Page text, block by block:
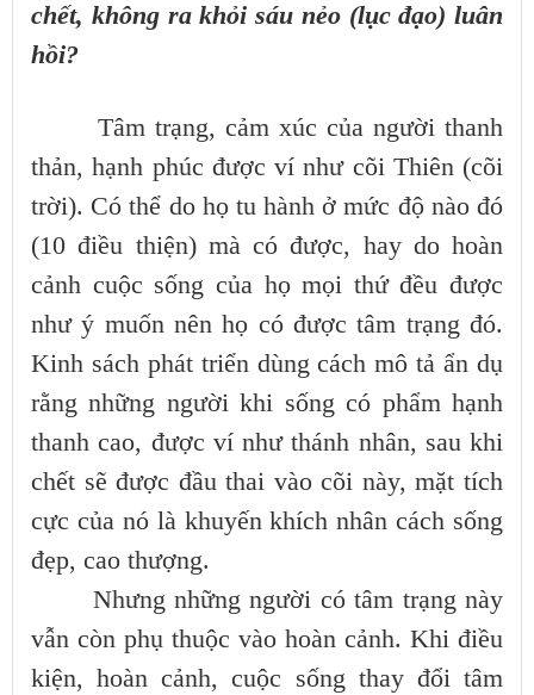
chết, không ra khỏi sáu nẻo (lục đạo) luân
hồi?
Tâm trạng, cảm xúc của người thanh
thản, hạnh phúc được ví như cõi Thiên (cõi
trời). Có thể do họ tu hành ở mức độ nào đó
(10 điều thiện) mà có được, hay do hoàn
cảnh cuộc sống của họ mọi thứ đều được
như ý muốn nên họ có được tâm trạng đó.
Kinh sách phát triển dùng cách mô tả ẩn dụ
rằng những người khi sống có phẩm hạnh
thanh cao, được ví như thánh nhân, sau khi
chết sẽ được đầu thai vào cõi này, mặt tích
cực của nó là khuyến khích nhân cách sống
đẹp, cao thượng.
Nhưng những người có tâm trạng này
vẫn còn phụ thuộc vào hoàn cảnh. Khi điều
kiện, hoàn cảnh, cuộc sống thay đổi tâm